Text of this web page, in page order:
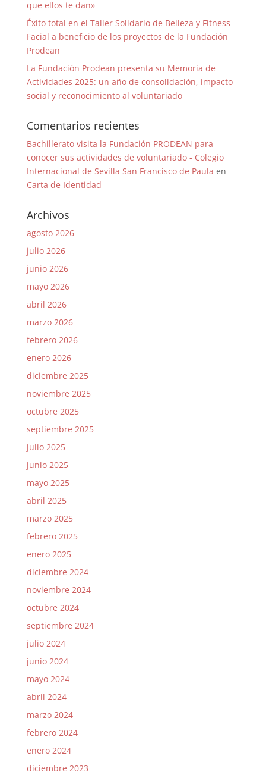
que ellos te dan»
Éxito total en el Taller Solidario de Belleza y Fitness
Facial a beneficio de los proyectos de la Fundación
Prodean
La Fundación Prodean presenta su Memoria de
Actividades 2025: un año de consolidación, impacto
social y reconocimiento al voluntariado
Comentarios recientes
Bachillerato visita la Fundación PRODEAN para
conocer sus actividades de voluntariado - Colegio
Internacional de Sevilla San Francisco de Paula en
Carta de Identidad
Archivos
agosto 2026
julio 2026
junio 2026
mayo 2026
abril 2026
marzo 2026
febrero 2026
enero 2026
diciembre 2025
noviembre 2025
octubre 2025
septiembre 2025
julio 2025
junio 2025
mayo 2025
abril 2025
marzo 2025
febrero 2025
enero 2025
diciembre 2024
noviembre 2024
octubre 2024
septiembre 2024
julio 2024
junio 2024
mayo 2024
abril 2024
marzo 2024
febrero 2024
enero 2024
diciembre 2023